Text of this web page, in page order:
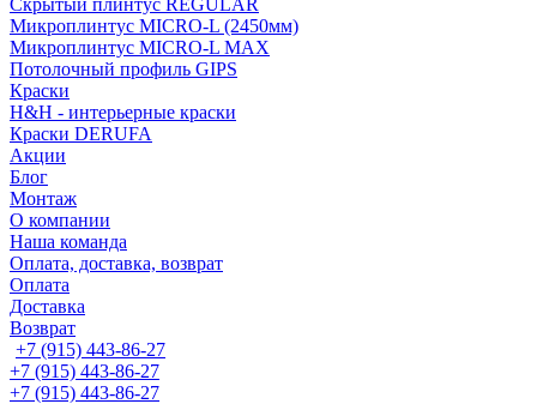
Скрытый плинтус REGULAR
Микроплинтус MICRO-L (2450мм)
Микроплинтус MICRO-L MAX
Потолочный профиль GIPS
Краски
H&H - интерьерные краски
Краски DERUFA
Акции
Блог
Монтаж
О компании
Наша команда
Оплата, доставка, возврат
Оплата
Доставка
Возврат
+7 (915) 443-86-27
+7 (915) 443-86-27
+7 (915) 443-86-27